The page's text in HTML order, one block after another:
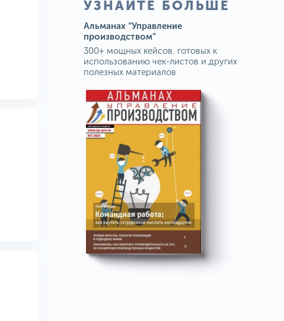
УЗНАЙТЕ БОЛЬШЕ
Альманах “Управление
производством”
300+ мощных кейсов, готовых к
использованию чек-листов и других
полезных материалов